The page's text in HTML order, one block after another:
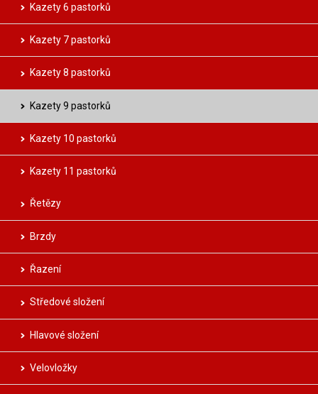
Kazety 6 pastorků
Kazety 7 pastorků
Kazety 8 pastorků
Kazety 9 pastorků
Kazety 10 pastorků
Kazety 11 pastorků
Řetězy
Brzdy
Řazení
Středové složení
Hlavové složení
Velovložky